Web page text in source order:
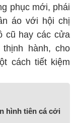
phục mới, phái
áo với hội chị
cũ hay các cửa
hành, cho
cách tiết kiệm
hình tiên cá cởi